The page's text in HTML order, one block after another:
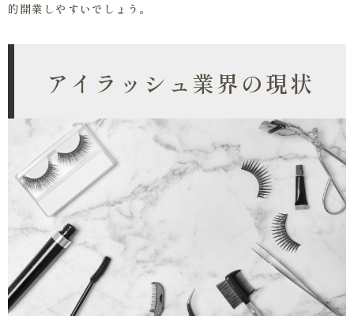
的開業しやすいでしょう。
アイラッシュ業界の現状